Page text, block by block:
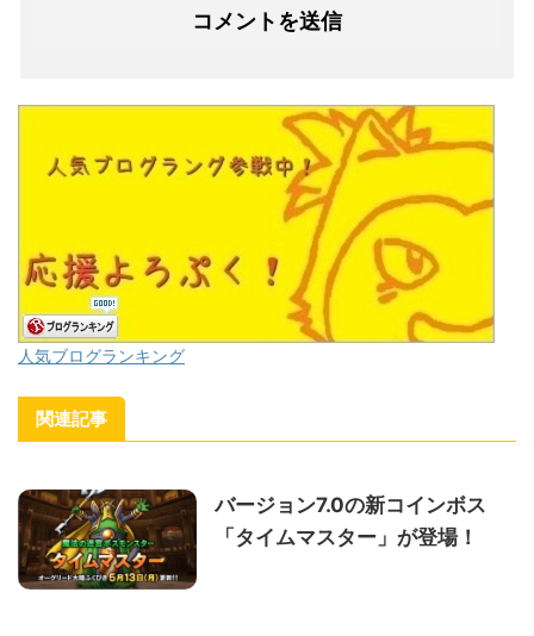
人気ブログランキング
関連記事
バージョン7.0の新コインボス
「タイムマスター」が登場！